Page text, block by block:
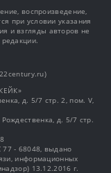
воспроизведение,
при условии указания
и взгляды авторов не
д. 5/7 стр. 2, пом. V,
д. 5/7 стр.
- 68048, выдано
информационных
13.12.2016 г.